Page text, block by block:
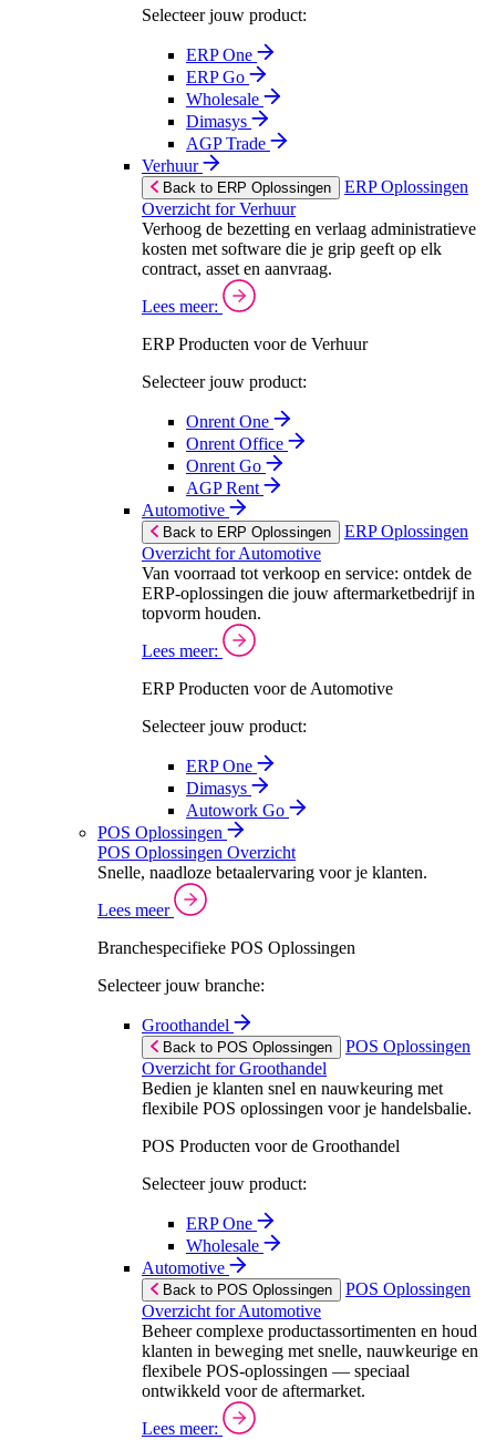
Selecteer jouw product:
ERP One
ERP Go
Wholesale
Dimasys
AGP Trade
Verhuur
Back to ERP Oplossingen
ERP Oplossingen
Overzicht for Verhuur
Verhoog de bezetting en verlaag administratieve
kosten met software die je grip geeft op elk
contract, asset en aanvraag.
Lees meer:
ERP Producten voor de Verhuur
Selecteer jouw product:
Onrent One
Onrent Office
Onrent Go
AGP Rent
Automotive
Back to ERP Oplossingen
ERP Oplossingen
Overzicht for Automotive
Van voorraad tot verkoop en service: ontdek de
ERP-oplossingen die jouw aftermarketbedrijf in
topvorm houden.
Lees meer:
ERP Producten voor de Automotive
Selecteer jouw product:
ERP One
Dimasys
Autowork Go
POS Oplossingen
POS Oplossingen Overzicht
Snelle, naadloze betaalervaring voor je klanten.
Lees meer
Branchespecifieke POS Oplossingen
Selecteer jouw branche:
Groothandel
Back to POS Oplossingen
POS Oplossingen
Overzicht for Groothandel
Bedien je klanten snel en nauwkeuring met
flexibile POS oplossingen voor je handelsbalie.
POS Producten voor de Groothandel
Selecteer jouw product:
ERP One
Wholesale
Automotive
Back to POS Oplossingen
POS Oplossingen
Overzicht for Automotive
Beheer complexe productassortimenten en houd
klanten in beweging met snelle, nauwkeurige en
flexibele POS-oplossingen — speciaal
ontwikkeld voor de aftermarket.
Lees meer: